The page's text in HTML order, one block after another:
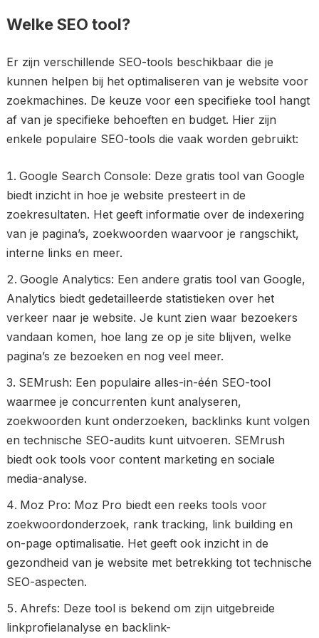
Welke SEO tool?
Er zijn verschillende SEO-tools beschikbaar die je
kunnen helpen bij het optimaliseren van je website voor
zoekmachines. De keuze voor een specifieke tool hangt
af van je specifieke behoeften en budget. Hier zijn
enkele populaire SEO-tools die vaak worden gebruikt:
Google Search Console: Deze gratis tool van Google
biedt inzicht in hoe je website presteert in de
zoekresultaten. Het geeft informatie over de indexering
van je pagina’s, zoekwoorden waarvoor je rangschikt,
interne links en meer.
Google Analytics: Een andere gratis tool van Google,
Analytics biedt gedetailleerde statistieken over het
verkeer naar je website. Je kunt zien waar bezoekers
vandaan komen, hoe lang ze op je site blijven, welke
pagina’s ze bezoeken en nog veel meer.
SEMrush: Een populaire alles-in-één SEO-tool
waarmee je concurrenten kunt analyseren,
zoekwoorden kunt onderzoeken, backlinks kunt volgen
en technische SEO-audits kunt uitvoeren. SEMrush
biedt ook tools voor content marketing en sociale
media-analyse.
Moz Pro: Moz Pro biedt een reeks tools voor
zoekwoordonderzoek, rank tracking, link building en
on-page optimalisatie. Het geeft ook inzicht in de
gezondheid van je website met betrekking tot technische
SEO-aspecten.
Ahrefs: Deze tool is bekend om zijn uitgebreide
linkprofielanalyse en backlink-